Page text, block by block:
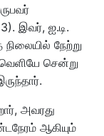
இவர், ஐ.டி.
நேற்று
சென்று
அவரது
ஆகியும்